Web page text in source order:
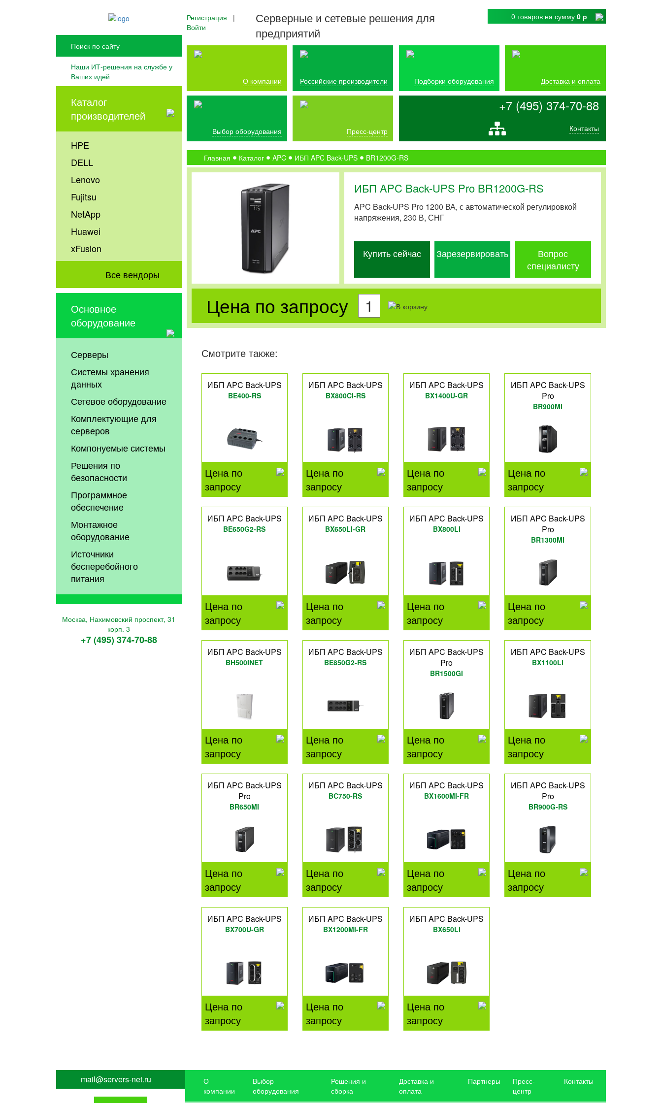
Наши ИТ-решения на службе у
Ваших идей
Каталог
производителей
HPE
DELL
Lenovo
Fujitsu
NetApp
Huawei
xFusion
Все вендоры
Основное
оборудование
Серверы
Системы хранения
данных
Сетевое оборудование
Комплектующие для
серверов
Компонуемые системы
Решения по
безопасности
Программное
обеспечение
Монтажное
оборудование
Источники
бесперебойного
питания
Москва, Нахимовский проспект, 31
корп. 3
+7 (495) 374-70-88
Регистрация |
Войти
Серверные и сетевые решения для
предприятий
0 товаров на сумму 0 р
О компании Российские производители Подборки оборудования Доставка и оплата
Выбор оборудования Пресс-центр
+7 (495) 374-70-88
Контакты
Главная Каталог APC ИБП APC Back-UPS BR1200G-RS
ИБП APC Back-UPS Pro BR1200G-RS
APC Back-UPS Pro 1200 ВА, с автоматической регулировкой
напряжения, 230 В, СНГ
Купить сейчас Зарезервировать
Вопрос
специалисту
Цена по запросу
Смотрите также:
ИБП APC Back-UPS
BE400-RS
Цена по
запросу
ИБП APC Back-UPS
BX800CI-RS
Цена по
запросу
ИБП APC Back-UPS
BX1400U-GR
Цена по
запросу
ИБП APC Back-UPS
Pro
BR900MI
Цена по
запросу
ИБП APC Back-UPS
BE650G2-RS
Цена по
запросу
ИБП APC Back-UPS
BX650LI-GR
Цена по
запросу
ИБП APC Back-UPS
BX800LI
Цена по
запросу
ИБП APC Back-UPS
Pro
BR1300MI
Цена по
запросу
ИБП APC Back-UPS
BH500INET
Цена по
запросу
ИБП APC Back-UPS
BE850G2-RS
Цена по
запросу
ИБП APC Back-UPS
Pro
BR1500GI
Цена по
запросу
ИБП APC Back-UPS
BX1100LI
Цена по
запросу
ИБП APC Back-UPS
Pro
BR650MI
Цена по
запросу
ИБП APC Back-UPS
BC750-RS
Цена по
запросу
ИБП APC Back-UPS
BX1600MI-FR
Цена по
запросу
ИБП APC Back-UPS
Pro
BR900G-RS
Цена по
запросу
ИБП APC Back-UPS
BX700U-GR
Цена по
запросу
ИБП APC Back-UPS
BX1200MI-FR
Цена по
запросу
ИБП APC Back-UPS
BX650LI
Цена по
запросу
mail@servers-net.ru
О
компании
Выбор
оборудования
Решения и
сборка
Доставка и
оплата
Партнеры
Пресс-
центр
Контакты